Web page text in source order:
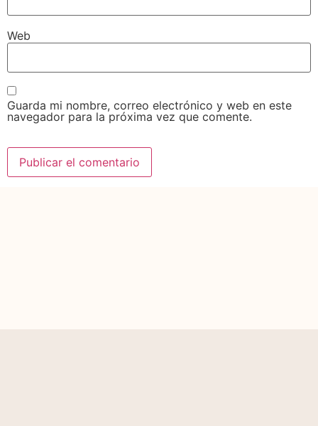
Web
Guarda mi nombre, correo electrónico y web en este
navegador para la próxima vez que comente.